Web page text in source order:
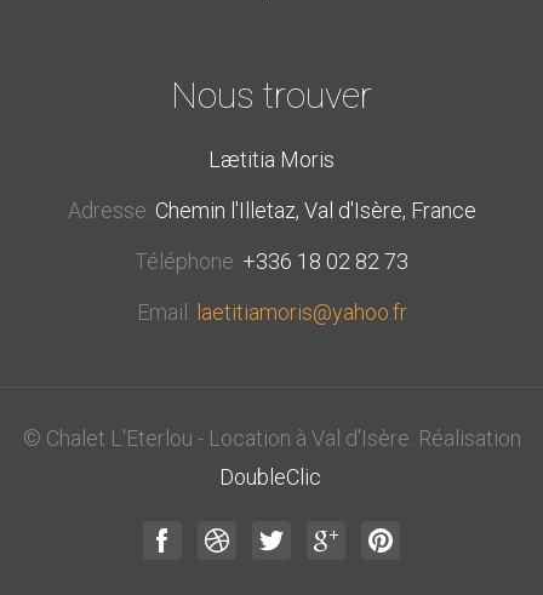
Nous trouver
Lætitia Moris
Adresse: Chemin l'Illetaz, Val d'Isère, France
Téléphone: +336 18 02 82 73
Email: laetitiamoris@yahoo.fr
© Chalet L'Eterlou - Location à Val d'Isère. Réalisation
DoubleClic